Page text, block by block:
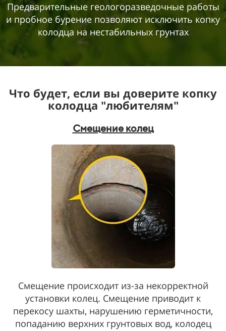
Предварительные геологоразведочные работы
и пробное бурение позволяют исключить копку
колодца на нестабильных грунтах
Что будет, если вы доверите копку
колодца "любителям"
Смещение колец
Смещение происходит из-за некорректной
установки колец. Смещение приводит к
перекосу шахты, нарушению герметичности,
попаданию верхних грунтовых вод, колодец